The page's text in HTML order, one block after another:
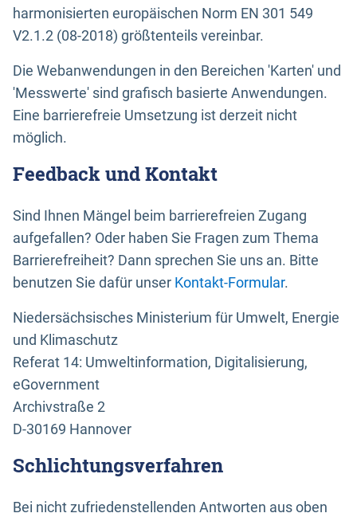
harmonisierten europäischen Norm EN 301 549
V2.1.2 (08-2018) größtenteils vereinbar.
Die Webanwendungen in den Bereichen 'Karten' und
'Messwerte' sind grafisch basierte Anwendungen.
Eine barrierefreie Umsetzung ist derzeit nicht
möglich.
Feedback und Kontakt
Sind Ihnen Mängel beim barrierefreien Zugang
aufgefallen? Oder haben Sie Fragen zum Thema
Barrierefreiheit? Dann sprechen Sie uns an. Bitte
benutzen Sie dafür unser Kontakt-Formular.
Niedersächsisches Ministerium für Umwelt, Energie
und Klimaschutz
Referat 14: Umweltinformation, Digitalisierung,
eGovernment
Archivstraße 2
D-30169 Hannover
Schlichtungsverfahren
Bei nicht zufriedenstellenden Antworten aus oben